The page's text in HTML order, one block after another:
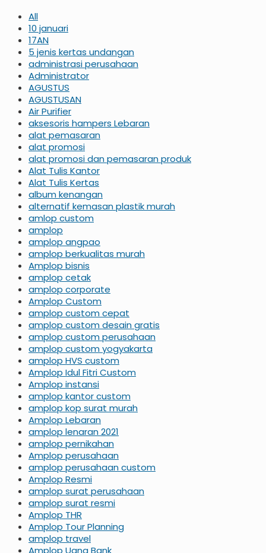
All
10 januari
17AN
5 jenis kertas undangan
administrasi perusahaan
Administrator
AGUSTUS
AGUSTUSAN
Air Purifier
aksesoris hampers Lebaran
alat pemasaran
alat promosi
alat promosi dan pemasaran produk
Alat Tulis Kantor
Alat Tulis Kertas
album kenangan
alternatif kemasan plastik murah
amlop custom
amplop
amplop angpao
amplop berkualitas murah
Amplop bisnis
amplop cetak
amplop corporate
Amplop Custom
amplop custom cepat
amplop custom desain gratis
amplop custom perusahaan
amplop custom yogyakarta
amplop HVS custom
Amplop Idul Fitri Custom
Amplop instansi
amplop kantor custom
amplop kop surat murah
Amplop Lebaran
amplop lenaran 2021
amplop pernikahan
Amplop perusahaan
amplop perusahaan custom
Amplop Resmi
amplop surat perusahaan
amplop surat resmi
Amplop THR
Amplop Tour Planning
amplop travel
Amplop Uang Bank